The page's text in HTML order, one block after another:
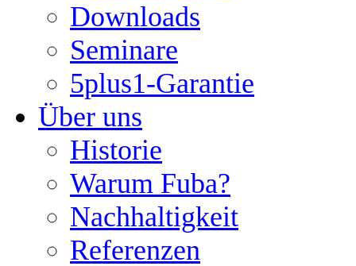
Downloads
Seminare
5plus1-Garantie
Über uns
Historie
Warum Fuba?
Nachhaltigkeit
Referenzen